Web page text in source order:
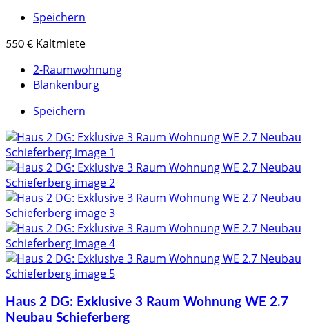
Speichern
550 € Kaltmiete
2-Raumwohnung
Blankenburg
Speichern
Haus 2 DG: Exklusive 3 Raum Wohnung WE 2.7
Neubau Schieferberg